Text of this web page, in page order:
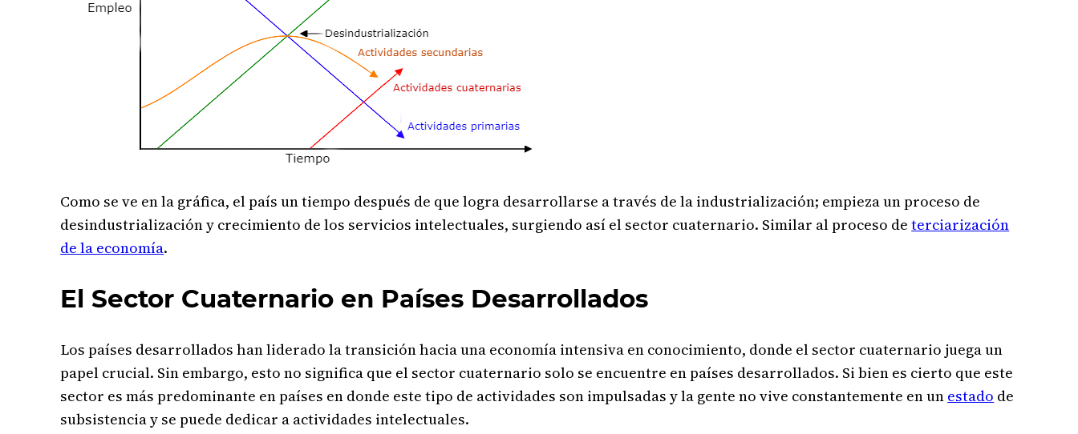
Como se ve en la gráfica, el país un tiempo después de que logra desarrollarse a través de la industrialización; empieza un proceso de
desindustrialización y crecimiento de los servicios intelectuales, surgiendo así el sector cuaternario. Similar al proceso deterciarización
de la economía.
El Sector Cuaternario en Países Desarrollados
Los países desarrollados han liderado la transición hacia una economía intensiva en conocimiento, donde el sector cuaternario juega un
papel crucial. Sin embargo, esto no significa que el sector cuaternario solo se encuentre en países desarrollados. Si bien es cierto que este
sector es más predominante en países en donde este tipo de actividades son impulsadas y la gente no vive constantemente en un estado de
subsistencia y se puede dedicar a actividades intelectuales.